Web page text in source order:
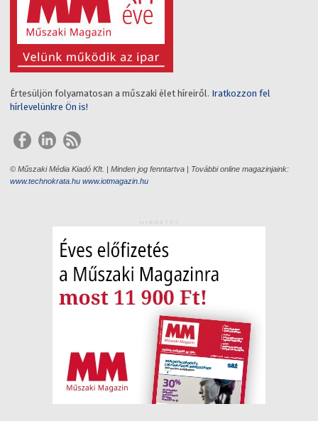
Értesüljön folyamatosan a műszaki élet híreiről. Iratkozzon fel
hírlevelünkre Ön is!
© Műszaki Média Kiadó Kft. | Minden jog fenntartva | További online magazinjaink:
www.technokrata.hu www.iotmagazin.hu
HIRDETÉS